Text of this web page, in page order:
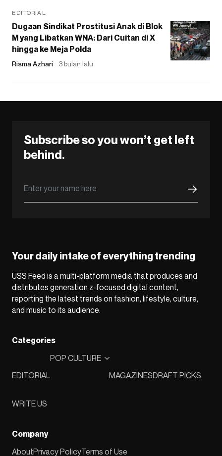
EDITORIAL
Dugaan Sindikat Prostitusi Anak di Blok
M yang Libatkan WNA: Dari Cuitan di X
hingga ke Meja Polda
Risma Azhari 3 bulan lalu
Subscribe so you won’t get left
behind.
Your daily intake of everything trending
USS Feed is a multi-platform media that produces and
distributes generation z-focused digital content,
reporting the latest trends on fashion, lifestyle, culture,
and music to its audience.
Categories
EDITORIAL
POP CULTURE
MAGAZINESDRAFT PICKS
WRITE US
Company
AboutPrivacy PolicyTerms of Use